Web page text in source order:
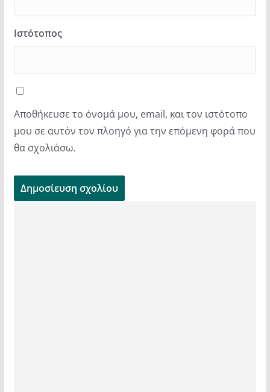
Ιστότοπος
Αποθήκευσε το όνομά μου, email, και τον ιστότοπο
μου σε αυτόν τον πλοηγό για την επόμενη φορά που
θα σχολιάσω.